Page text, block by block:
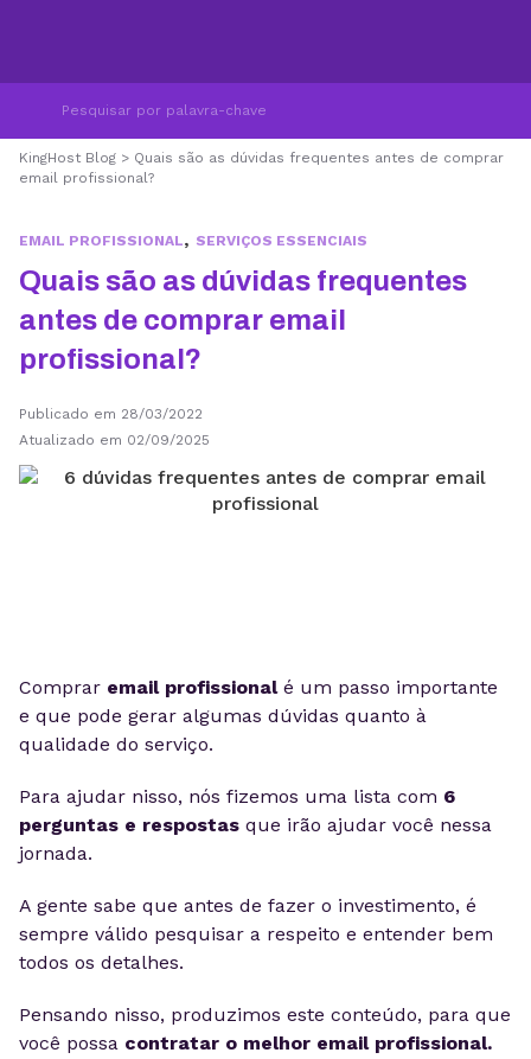
KingHost Blog > Quais são as dúvidas frequentes antes de comprar
email profissional?
EMAIL PROFISSIONAL, SERVIÇOS ESSENCIAIS
Quais são as dúvidas frequentes
antes de comprar email
profissional?
Publicado em 28/03/2022
Atualizado em 02/09/2025
Comprar email profissional é um passo importante
e que pode gerar algumas dúvidas quanto à
qualidade do serviço.
Para ajudar nisso, nós fizemos uma lista com 6
perguntas e respostas que irão ajudar você nessa
jornada.
A gente sabe que antes de fazer o investimento, é
sempre válido pesquisar a respeito e entender bem
todos os detalhes.
Pensando nisso, produzimos este conteúdo, para que
você possa contratar o melhor email profissional.